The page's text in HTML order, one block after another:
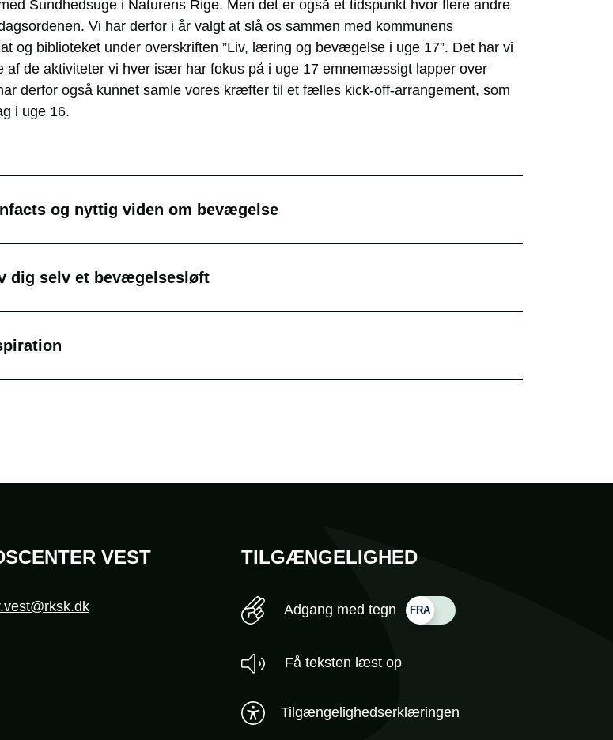
Sundhedsuge i Naturens Rige. Men det er også et tidspunkt hvor flere andre
Vi har derfor i år valgt at slå os sammen med kommunens
og biblioteket under overskriften ”Liv, læring og bevægelse i uge 17”. Det har vi
af de aktiviteter vi hver især har fokus på i uge 17 emnemæssigt lapper over
derfor også kunnet samle vores kræfter til et fælles kick-off-arrangement, som
i uge 16.
og nyttig viden om bevægelse
dig selv et bevægelsesløft
VEST TILGÆNGELIGHED
Adgang med tegn
Få teksten læst op
Tilgængelighedserklæringen